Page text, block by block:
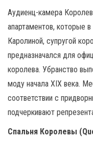
Аудиенц-камера
апартаментов, которые
Каролиной, супругой
предназначался для
королева. Убранство
моду начала XIX века.
соответствии с
подчеркивают
Спальня Королевы